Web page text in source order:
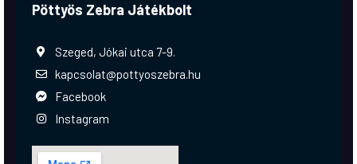
Pöttyös Zebra Játékbolt
Szeged, Jókai utca 7-9.
kapcsolat@pottyoszebra.hu
Facebook
Instagram